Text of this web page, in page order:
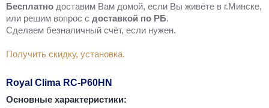
Бесплатно доставим Вам домой, если Вы живёте в г.Минске,
или решим вопрос с доставкой по РБ.
Cделаем безналичный счёт, если нужен.
Получить скидку, установка.
Royal Clima RC-P60HN
Основные характеристики: